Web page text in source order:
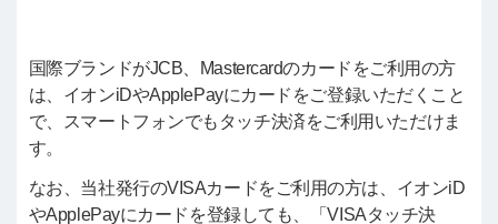
国際ブランドがJCB、Mastercardのカードをご利用の方
は、イオンiDやApplePayにカードをご登録いただくこと
で、スマートフォンでもタッチ決済をご利用いただけま
す。
なお、当社発行のVISAカードをご利用の方は、イオンiD
やApplePayにカードを登録しても、「VISAタッチ決